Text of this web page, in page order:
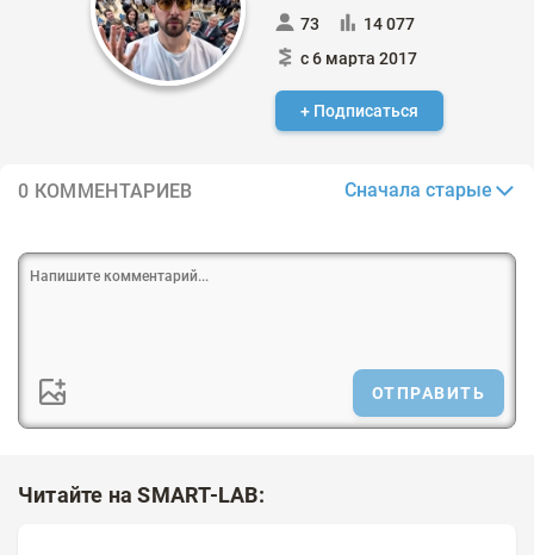
73
14 077
с 6 марта 2017
+ Подписаться
0 КОММЕНТАРИЕВ Сначала старые
ОТПРАВИТЬ
Читайте на SMART-LAB: